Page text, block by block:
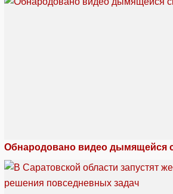
Обнародовано видео дымящейся